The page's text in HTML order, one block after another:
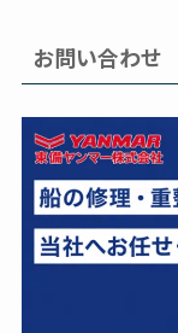
お問い合わせ